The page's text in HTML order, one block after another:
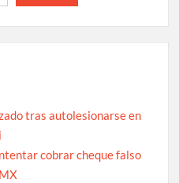
tras autolesionarse en
cobrar cheque falso